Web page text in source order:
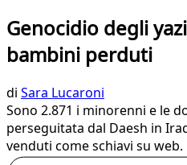
Genocidio degli
bambini perduti
di Sara Lucaroni
Sono 2.871 i minorenni e le
perseguitata dal Daesh in
venduti come schiavi su